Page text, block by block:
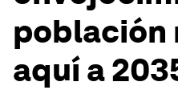
población
aquí a